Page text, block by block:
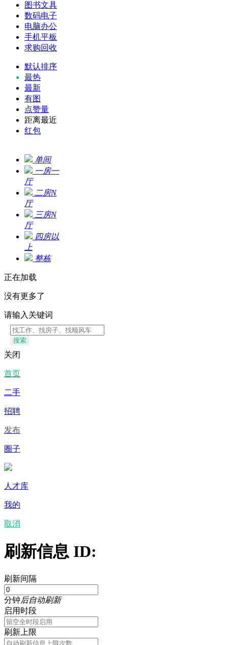
图书文具
数码电子
电脑办公
手机平板
求购回收
默认排序
最热
最新
有图
点赞量
距离最近
红包
单间
一房一
厅
二房N
厅
三房N
厅
四房以
上
整栋
正在加载
没有更多了
请输入关键词
搜索
关闭
首页
二手
招聘
发布
圈子
人才库
我的
取消
刷新信息 ID:
刷新间隔
分钟后自动刷新
启用时段
刷新上限